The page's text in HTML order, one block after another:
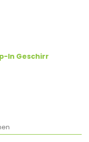
In Geschirr